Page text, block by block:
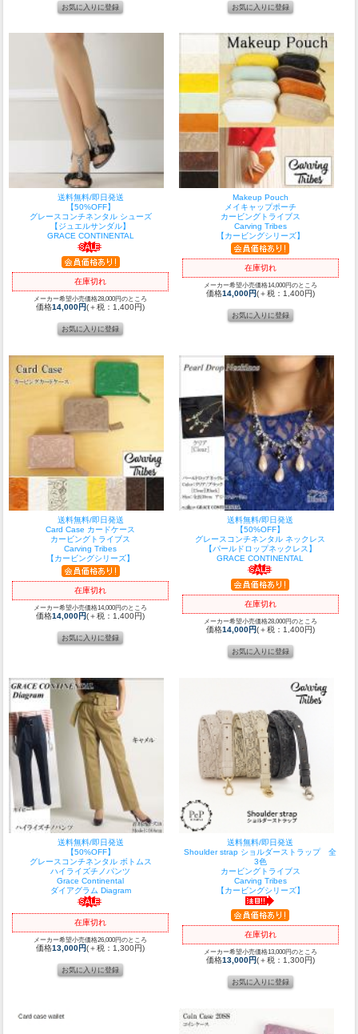
送料無料/即日発送
【50%OFF】
グレースコンチネンタル シューズ
【ジュエルサンダル】
GRACE CONTINENTAL
在庫切れ
メーカー希望小売価格28,000円のところ
価格14,000円(＋税：1,400円)
Makeup Pouch
メイキャップポーチ
カービングトライブス
Carving Tribes
【カービングシリーズ】
在庫切れ
メーカー希望小売価格14,000円のところ
価格14,000円(＋税：1,400円)
送料無料/即日発送
Card Case カードケース
カービングトライブス
Carving Tribes
【カービングシリーズ】
在庫切れ
メーカー希望小売価格14,000円のところ
価格14,000円(＋税：1,400円)
送料無料/即日発送
【50%OFF】
グレースコンチネンタル ネックレス
【パールドロップネックレス】
GRACE CONTINENTAL
在庫切れ
メーカー希望小売価格28,000円のところ
価格14,000円(＋税：1,400円)
送料無料/即日発送
【50%OFF】
グレースコンチネンタル ボトムス
ハイライズチノパンツ
Grace Continental
ダイアグラム Diagram
在庫切れ
メーカー希望小売価格26,000円のところ
価格13,000円(＋税：1,300円)
送料無料/即日発送
Shoulder strap ショルダーストラップ 全
3色
カービングトライブス
Carving Tribes
【カービングシリーズ】
在庫切れ
メーカー希望小売価格13,000円のところ
価格13,000円(＋税：1,300円)